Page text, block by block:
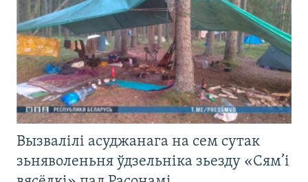
Вызвалілі асуджанага на сем сутак
зьняволеньня ўдзельніка зьезду «Сям’і